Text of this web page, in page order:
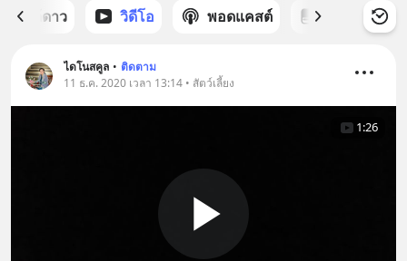
ต์ที่ได้ดาว วิดีโอ พอดแคสต์
ไดโนสคูล • ติดตาม
11 ธ.ค. 2020 เวลา 13:14 • สัตว์เลี้ยง
1:26